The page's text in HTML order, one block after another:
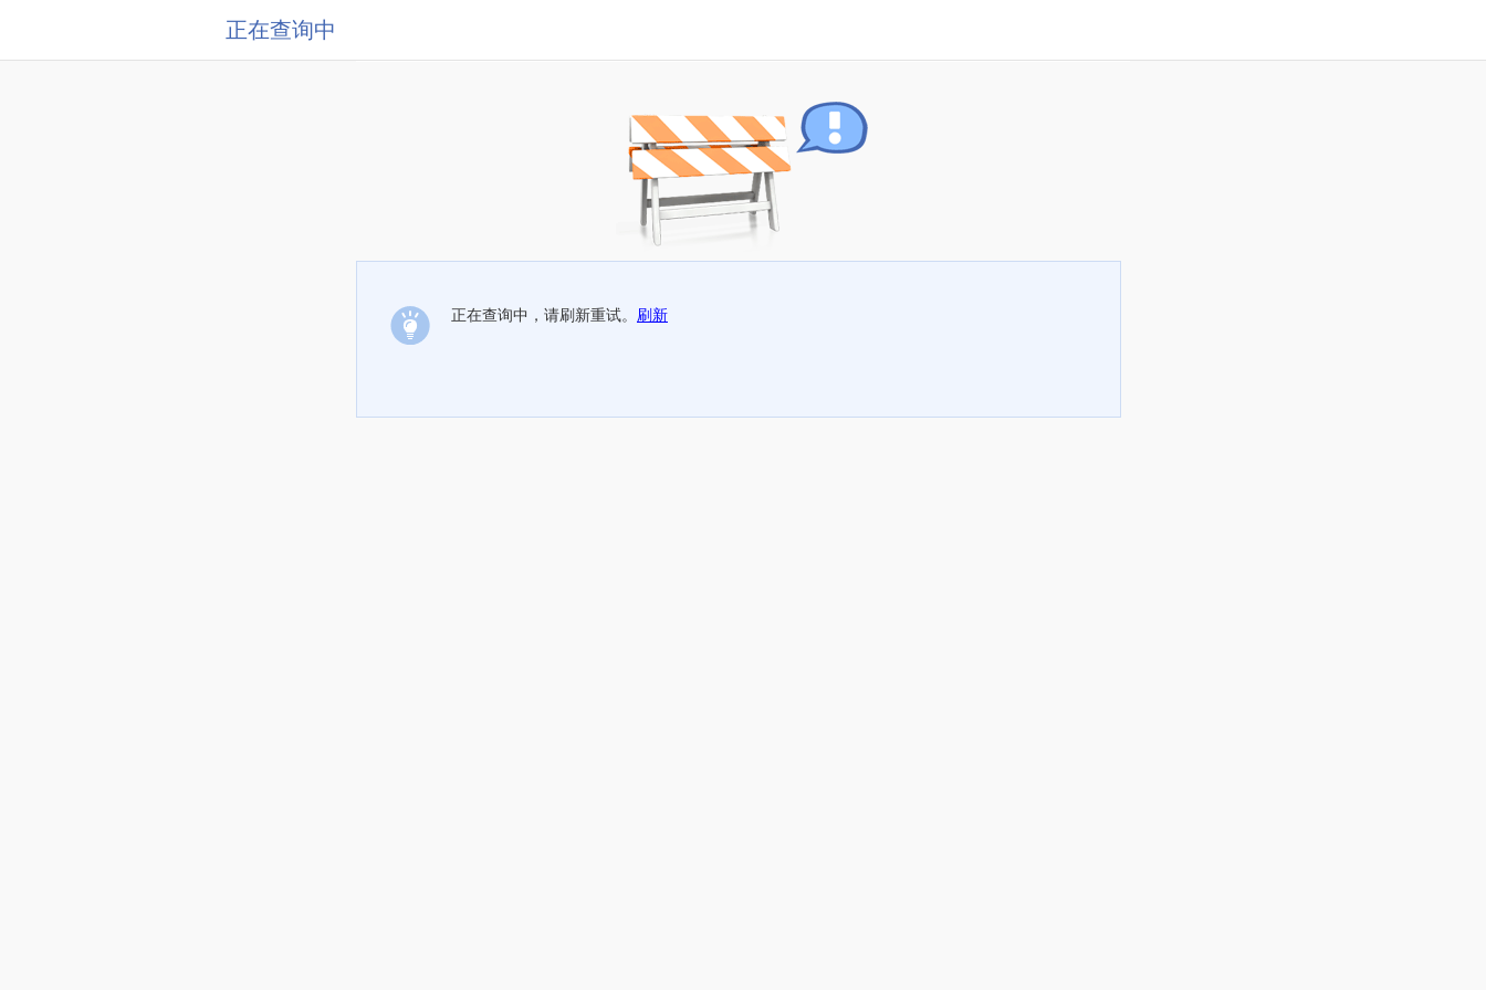
正在查询中
正在查询中，请刷新重试。 刷新